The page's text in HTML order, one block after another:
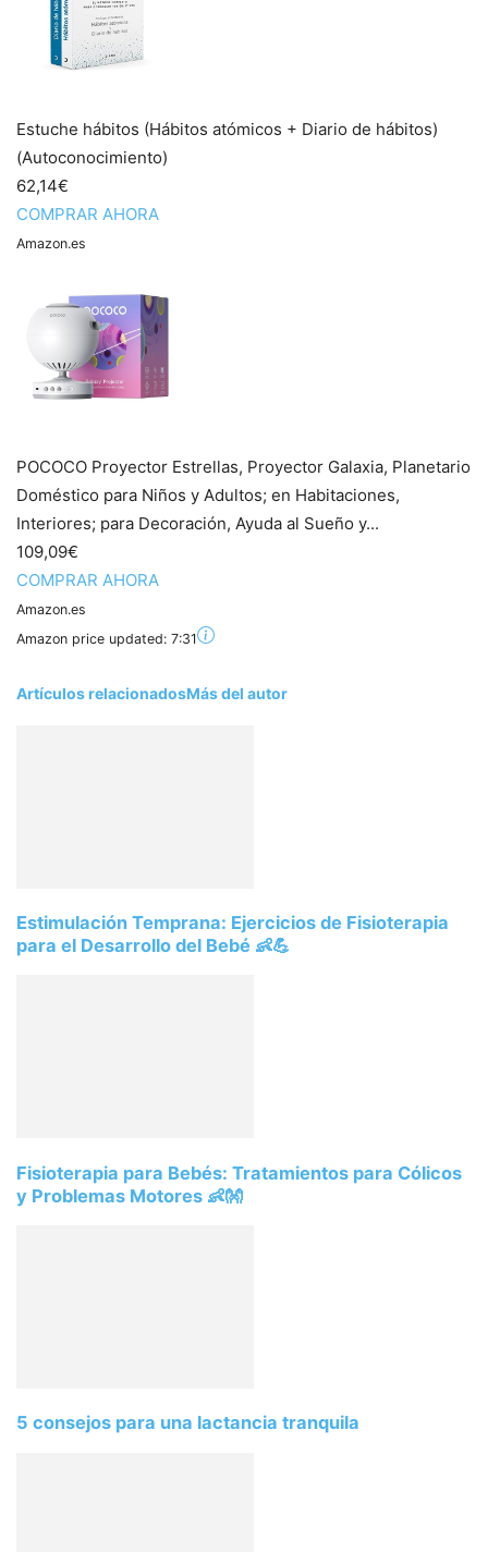
Estuche hábitos (Hábitos atómicos + Diario de hábitos)
(Autoconocimiento)
62,14€
COMPRAR AHORA
Amazon.es
POCOCO Proyector Estrellas, Proyector Galaxia, Planetario
Doméstico para Niños y Adultos; en Habitaciones,
Interiores; para Decoración, Ayuda al Sueño y...
109,09€
COMPRAR AHORA
Amazon.es
Amazon price updated: 7:31
Artículos relacionadosMás del autor
Estimulación Temprana: Ejercicios de Fisioterapia
para el Desarrollo del Bebé 👶💪
Fisioterapia para Bebés: Tratamientos para Cólicos
y Problemas Motores 👶👐
5 consejos para una lactancia tranquila